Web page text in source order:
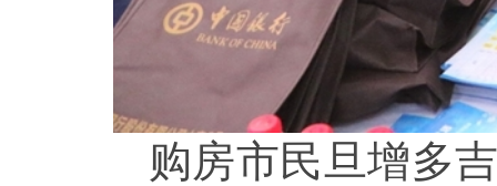
购房市民旦增多